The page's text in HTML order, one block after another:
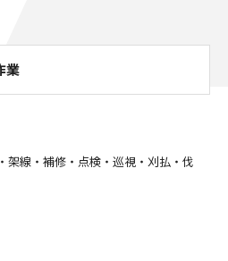
業
架線・補修・点検・巡視・刈払・伐